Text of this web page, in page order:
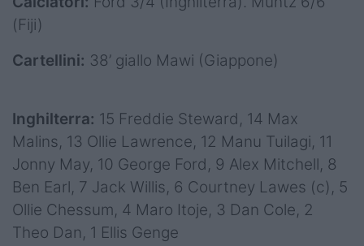
(Fiji)
Cartellini: 38’ giallo Mawi (Giappone)
Inghilterra: 15 Freddie Steward, 14 Max
Malins, 13 Ollie Lawrence, 12 Manu Tuilagi, 11
Jonny May, 10 George Ford, 9 Alex Mitchell, 8
Ben Earl, 7 Jack Willis, 6 Courtney Lawes (c), 5
Ollie Chessum, 4 Maro Itoje, 3 Dan Cole, 2
Theo Dan, 1 Ellis Genge